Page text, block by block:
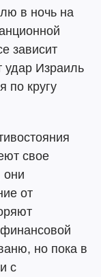
в ночь на
зависит
удар Израиль
по кругу
свое
они
от
но пока в
с